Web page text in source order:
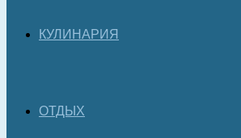
КУЛИНАРИЯ
ОТДЫХ